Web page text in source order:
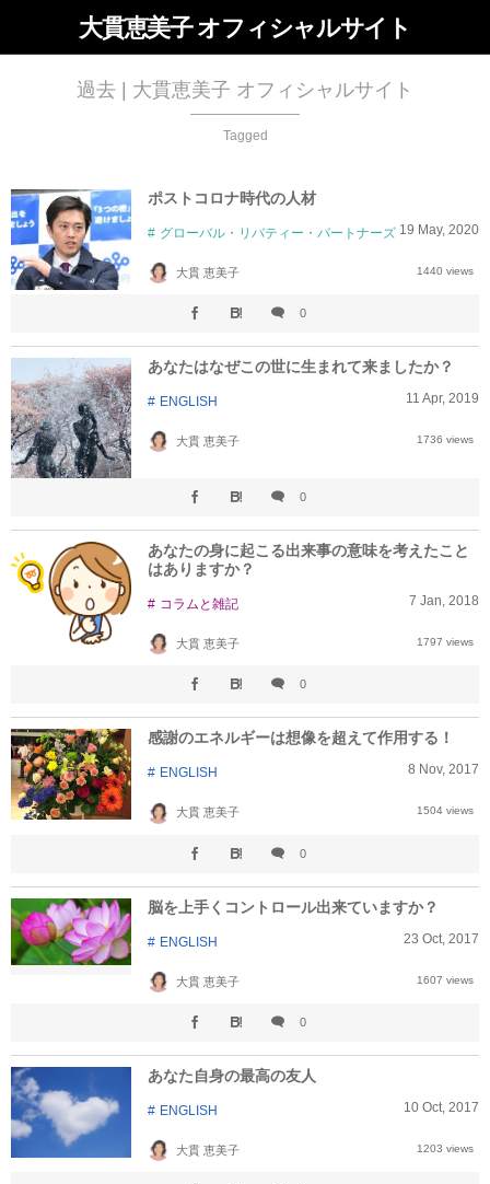
大貫恵美子 オフィシャルサイト
過去 | 大貫恵美子 オフィシャルサイト
Tagged
ポストコロナ時代の人材
グローバル・リバティー・パートナーズ 19 May, 2020
大貫 恵美子 1440 views
0
あなたはなぜこの世に生まれて来ましたか？
ENGLISH 11 Apr, 2019
大貫 恵美子 1736 views
0
あなたの身に起こる出来事の意味を考えたこと
はありますか？
コラムと雑記 7 Jan 2018
大貫 恵美子 1797 views
0
感謝のエネルギーは想像を超えて作用する！
ENGLISH 8 Nov, 2017
大貫 恵美子 1504 views
0
脳を上手くコントロール出来ていますか？
ENGLISH 23 Oct 2017
大貫 恵美子 1607 views
0
あなた自身の最高の友人
ENGLISH 10 Oct 2017
大貫 恵美子 1203 views